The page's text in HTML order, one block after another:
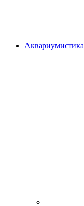
Аквариумистика